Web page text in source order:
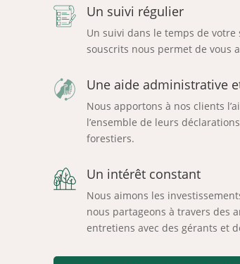
Un suivi régulier
Un suivi dans le temps de
souscrits nous permet de vous
Une aide administrative
Nous apportons à nos clients
l’ensemble de leurs déclarations
forestiers.
Un intérêt constant
Nous aimons les
nous partageons à travers des
entretiens avec des gérants et